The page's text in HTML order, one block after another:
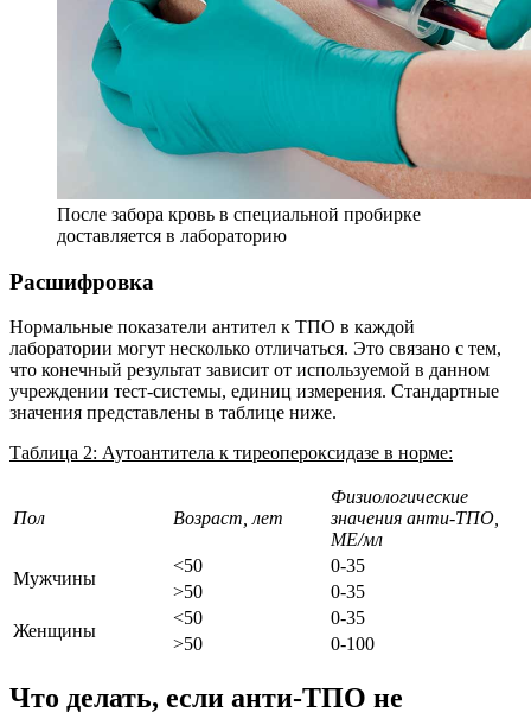
После забора кровь в специальной пробирке
доставляется в лабораторию
Расшифровка
Нормальные показатели антител к ТПО в каждой
лаборатории могут несколько отличаться. Это связано с тем,
что конечный результат зависит от используемой в данном
учреждении тест-системы, единиц измерения. Стандартные
значения представлены в таблице ниже.
Таблица 2: Аутоантитела к тиреопероксидазе в норме:
Пол Возраст, лет
Физиологические
значения анти-ТПО,
МЕ/мл
Мужчины
<50
0-35
>50
0-35
Женщины
<50
0-35
>50
0-100
Что делать, если анти-ТПО не